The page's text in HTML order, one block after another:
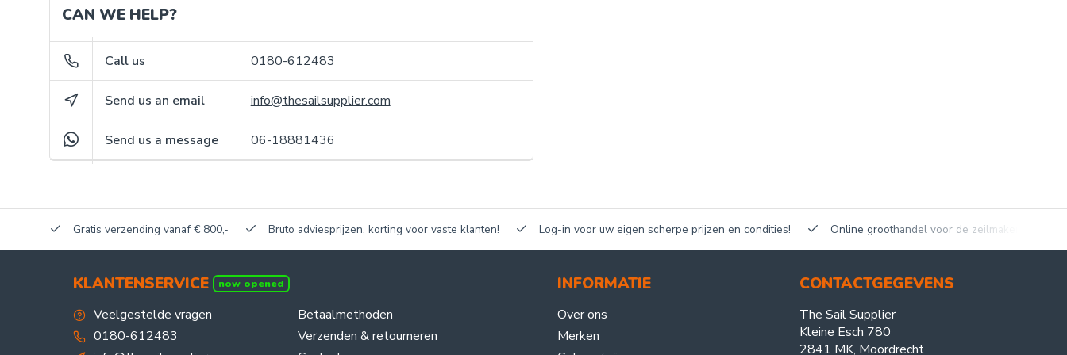
CAN WE HELP?
Call us 0180-612483
Send us an email info@thesailsupplier.com
Send us a message 06-18881436
Gratis verzending vanaf € 800,- Bruto adviesprijzen, korting voor vaste klanten! Log-in voor uw eigen scherpe prijzen en condities! Online groothandel voor de zeilmakerij!
KLANTENSERVICE now opened
Veelgestelde vragen
0180-612483
Betaalmethoden
Verzenden & retourneren
INFORMATIE
Over ons
Merken
CONTACTGEGEVENS
The Sail Supplier
Kleine Esch 780
2841 MK, Moordrecht